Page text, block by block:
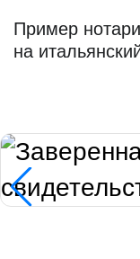
Пример
на